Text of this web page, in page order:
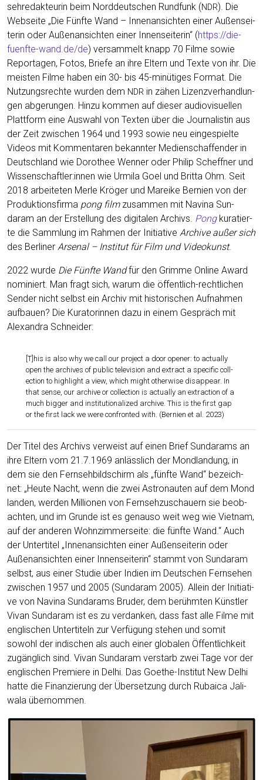
seh­re­dak­teu­rin beim Nord­deut­schen Rund­funk (NDR). Die
Web­sei­te „Die Fünf­te Wand – Innen­an­sich­ten einer Außen­sei­
te­rin oder Außen­an­sich­ten einer Innen­sei­te­rin“ (https://die-
fuenfte-wand.de/de) ver­sam­melt knapp 70 Fil­me sowie
Repor­ta­gen, Fotos, Brie­fe an ihre Eltern und Tex­te von ihr. Die
meis­ten Fil­me haben ein 30- bis 45-minü­ti­ges For­mat. Die
Nut­zungs­rech­te wur­den dem NDR in zähen Lizenz­ver­hand­lun­
gen abge­run­gen. Hin­zu kom­men auf die­ser audio­vi­su­el­len
Platt­form eine Aus­wahl von Tex­ten über die Jour­na­lis­tin aus
der Zeit zwi­schen 1964 und 1993 sowie neu ein­ge­spiel­te
Vide­os mit Kom­men­ta­ren bekann­ter Medi­en­schaf­fen­der in
Deutsch­land wie Doro­thee Wen­ner oder Phil­ip Scheff­ner und
Wissenschaftler:innen wie Urmi­la Goel und Brit­ta Ohm. Seit
2018 arbei­te­ten Mer­le Krö­ger und Marei­ke Ber­ni­en von der
Pro­duk­ti­ons­fir­ma pong filmzusam­men mit Navina Sun­
daram an der Erstel­lung des digi­ta­len Archivs. Pongkura­tier­
te die Samm­lung im Rah­men der Initia­ti­ve Archi­ve außer sich
des Ber­li­ner Arse­nal – Insti­tut für Film und Video­kunst.
2022 wur­de Die Fünf­te Wandfür den Grim­me Online Award
nomi­niert. Man fragt sich, war­um die öffent­lich-recht­li­chen
Sen­der nicht selbst ein Archiv mit his­to­ri­schen Auf­nah­men
auf­bau­en? Die Kura­to­rin­nen dazu in einem Gespräch mit
Alex­an­dra Schneider:
[T]his is also why we call our pro­ject a door ope­ner: to actual­ly
open the archi­ves of public tele­vi­si­on and extra­ct a spe­ci­fic coll­
ec­tion to high­light a view, which might other­wi­se dis­ap­pear. In
that sen­se, our archi­ve or coll­ec­tion is actual­ly an extra­c­tion of a
much big­ger and insti­tu­tio­na­li­zed archi­ve. This is the first gap
or the first lack we were con­fron­ted with. (Ber­ni­en et al. 2023)
Der Titel des Archivs ver­weist auf einen Brief Sun­darams an
ihre Eltern vom 21.7.1969 anläss­lich der Mond­lan­dung, in
dem sie den Fern­seh­bild­schirm als „fünf­te Wand“ bezeich­
net: „Heu­te Nacht, wenn die zwei Astro­nau­ten auf dem Mond
lan­den, wer­den Mil­lio­nen von Fern­seh­zu­schau­ern sie beob­
ach­ten, und im Grun­de ist es genau­so weit weg wie Viet­nam,
auf der ande­ren Wohn­zim­mer­sei­te: die fünf­te Wand.“ Auch
der Unter­ti­tel „Innen­an­sich­ten einer Außen­sei­te­rin oder
Außen­an­sich­ten einer Innen­sei­te­rin“ stammt von Sun­daram
selbst, aus einer Stu­die über Indi­en im Deut­schen Fern­se­hen
zwi­schen 1957 und 2005 (Sun­daram 2005). Allein der Initia­ti­
ve von Navina Sun­darams Bru­der, dem berühm­ten Künst­ler
Vivan Sun­daram ist es zu ver­dan­ken, dass fast alle Fil­me mit
eng­li­schen Unter­ti­teln zur Ver­fü­gung ste­hen und somit
sowohl der indi­schen als auch einer glo­ba­len Öffent­lich­keit
zugäng­lich sind. Vivan Sun­daram ver­starb zwei Tage vor der
eng­li­schen Pre­mie­re in Delhi. Das Goe­the-Insti­tut New Delhi
hat­te die Finan­zie­rung der Über­set­zung durch Rubai­ca Jali­
wa­la übernommen.